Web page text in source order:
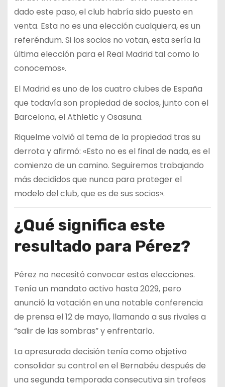
dado este paso, el club habría sido puesto en
venta. Esta no es una elección cualquiera, es un
referéndum. Si los socios no votan, esta sería la
última elección para el Real Madrid tal como lo
conocemos».
El Madrid es uno de los cuatro clubes de España
que todavía son propiedad de socios, junto con el
Barcelona, ​​el Athletic y Osasuna.
Riquelme volvió al tema de la propiedad tras su
derrota y afirmó: «Esto no es el final de nada, es el
comienzo de un camino. Seguiremos trabajando
más decididos que nunca para proteger el
modelo del club, que es de sus socios».
¿Qué significa este
resultado para Pérez?
Pérez no necesitó convocar estas elecciones.
Tenía un mandato activo hasta 2029, pero
anunció la votación en una notable conferencia
de prensa el 12 de mayo, llamando a sus rivales a
“salir de las sombras” y enfrentarlo.
La apresurada decisión tenía como objetivo
consolidar su control en el Bernabéu después de
una segunda temporada consecutiva sin trofeos